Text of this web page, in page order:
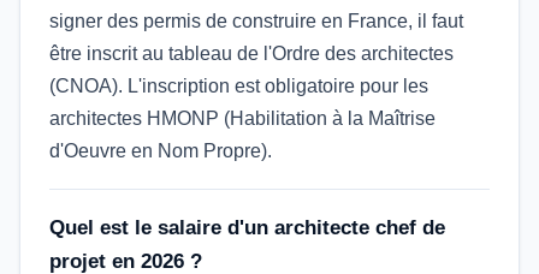
signer des permis de construire en France, il faut
être inscrit au tableau de l'Ordre des architectes
(CNOA). L'inscription est obligatoire pour les
architectes HMONP (Habilitation à la Maîtrise
d'Oeuvre en Nom Propre).
Quel est le salaire d'un architecte chef de
projet en 2026 ?